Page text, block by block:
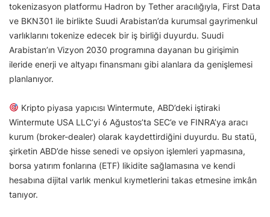
tokenizasyon platformu Hadron by Tether aracılığıyla, First Data
ve BKN301 ile birlikte Suudi Arabistan’da kurumsal gayrimenkul
varlıklarını tokenize edecek bir iş birliği duyurdu. Suudi
Arabistan’ın Vizyon 2030 programına dayanan bu girişimin
ileride enerji ve altyapı finansmanı gibi alanlara da genişlemesi
planlanıyor.
Kripto piyasa yapıcısı Wintermute, ABD’deki iştiraki
Wintermute USA LLC’yi 6 Ağustos’ta SEC’e ve FINRA’ya aracı
kurum (broker-dealer) olarak kaydettirdiğini duyurdu. Bu statü,
şirketin ABD’de hisse senedi ve opsiyon işlemleri yapmasına,
borsa yatırım fonlarına (ETF) likidite sağlamasına ve kendi
hesabına dijital varlık menkul kıymetlerini takas etmesine imkân
tanıyor.